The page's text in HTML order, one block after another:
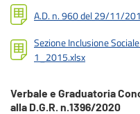
A.D. n. 960 del 29/11/
Sezione Inclusione
1_2015.xlsx
Verbale e Graduatoria
alla D.G.R. n.1396/2020